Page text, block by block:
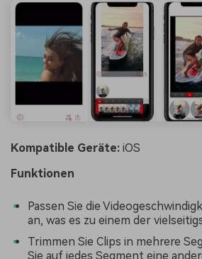
Kompatible Geräte: iOS
Funktionen
Passen Sie die
an, was es zu einem der
Trimmen Sie Clips in mehrere
Sie auf jedes Segment eine